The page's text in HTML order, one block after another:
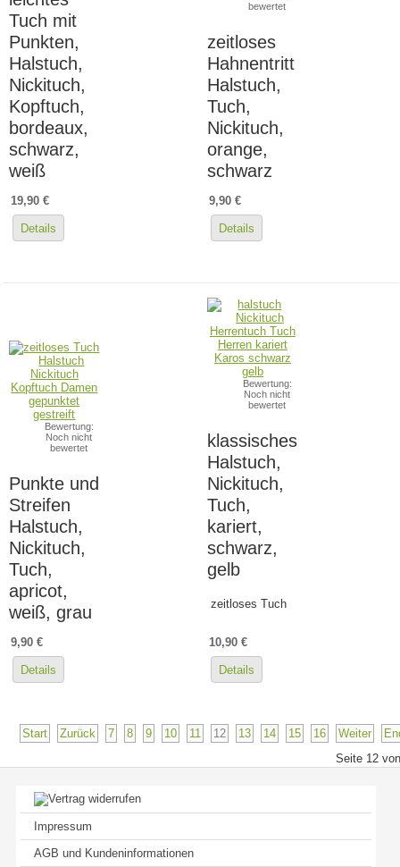
Tuch mit
Punkten,
Halstuch,
Nickituch,
Kopftuch,
bordeaux,
schwarz,
weiß
19,90 €
Details
bewertet
zeitloses
Hahnentritt
Halstuch,
Tuch,
Nickituch,
orange,
schwarz
9,90 €
Details
Bewertung:
Noch nicht
bewertet
Punkte und
Streifen
Halstuch,
Nickituch,
Tuch,
apricot,
weiß, grau
9,90 €
Details
Bewertung:
Noch nicht
bewertet
klassisches
Halstuch,
Nickituch,
Tuch,
kariert,
schwarz,
gelb
zeitloses Tuch
10,90 €
Details
Start Zurück 7 8 9 10 11 12 13 14 15 16 Weiter
Seite 12
Impressum
AGB und Kundeninformationen